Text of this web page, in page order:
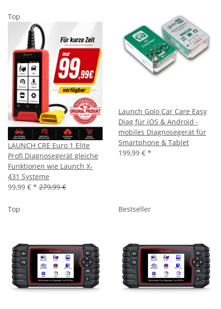
Top
LAUNCH CRE Euro 1 Elite
Profi Diagnosegerät gleiche
Funktionen wie Launch X-
431 Systeme
99,99 € * 279,99 €
Launch Golo Car Care Easy
Diag für iOS & Android -
mobiles Diagnosegerät für
Smartphone & Tablet
199,99 € *
Top Bestseller